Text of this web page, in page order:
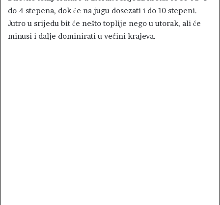
do 4 stepena, dok će na jugu dosezati i do 10 stepeni.
Jutro u srijedu bit će nešto toplije nego u utorak, ali će
minusi i dalje dominirati u većini krajeva.